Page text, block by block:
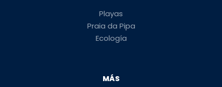
Playas
Praia da Pipa
Ecología
MÁS